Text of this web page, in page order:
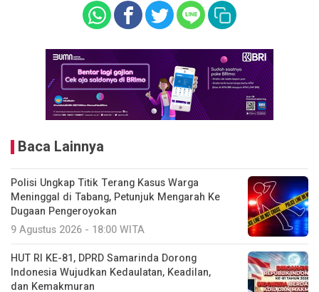
Baca Lainnya
Polisi Ungkap Titik Terang Kasus Warga
Meninggal di Tabang, Petunjuk Mengarah Ke
Dugaan Pengeroyokan
9 Agustus 2026 - 18:00 WITA
HUT RI KE-81, DPRD Samarinda Dorong
Indonesia Wujudkan Kedaulatan, Keadilan,
dan Kemakmuran